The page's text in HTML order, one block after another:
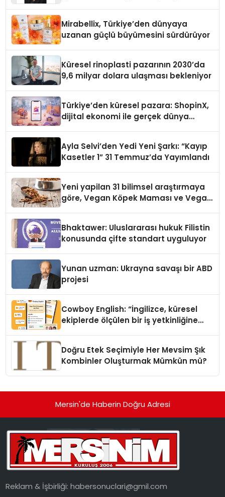
Mirabellix, Türkiye’den dünyaya
uzanan güçlü büyümesini sürdürüyor
Küresel rinoplasti pazarının 2030’da
9,6 milyar dolara ulaşması bekleniyor
Türkiye’den küresel pazara: ShopinX,
dijital ekonomi ile gerçek dünya
Ayla Selvi’den Yedi Yeni Şarkı: “Kayıp
Kasetler 1” 31 Temmuz’da Yayımlandı
Yeni yapilan 31 bilimsel araştırmaya
göre, Vegan Köpek Maması ve Vegan
Bhaktawer: Uluslararası hukuk Filistin
konusunda çifte standart uyguluyor
Yunan uzman: Ukrayna savaşı bir ABD
projesi
Cowboy English: “İngilizce, küresel
ekiplerde ölçülen bir iş yetkinliğine
Doğru Etek Seçimiyle Her Mevsim Şık
Kombinler Oluşturmak Mümkün mü?
Mersin'de Haberin Doğru Adresi
Reklam & İşbirliği:habersonuclari@gmil.com